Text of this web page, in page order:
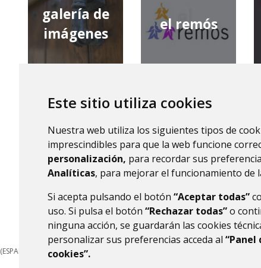
Este sitio utiliza cookies
Nuestra web utiliza los siguientes tipos de
imprescindibles para que la web funcione
personalización, para recordar sus
Analíticas, para mejorar el funcionamiento de
Si acepta pulsando el botón “Aceptar todas”
uso. Si pulsa el botón “Rechazar todas”o
ninguna acción, se guardarán las cookies
personalizar sus preferencias acceda al “Panel
cookies”.
galería de
imágenes
el remós
hace
la ribagorza
(ESPAÑA)